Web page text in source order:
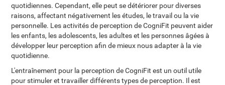
quotidiennes. Cependant, elle peut se détériorer pour diverses
raisons, affectant négativement les études, le travail ou la vie
personnelle. Les activités de perception de CogniFit peuvent aider
les enfants, les adolescents, les adultes et les personnes âgées à
développer leur perception afin de mieux nous adapter à la vie
quotidienne.
L'entraînement pour la perception de CogniFit est un outil utile
pour stimuler et travailler différents types de perception. Il est